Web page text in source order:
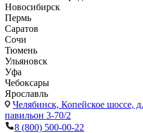
Новосибирск
Пермь
Саратов
Сочи
Тюмень
Ульяновск
Уфа
Чебоксары
Ярославль
Челябинск, Копейское шоссе,
павильон 3-70/2
8 (800) 500-00-22